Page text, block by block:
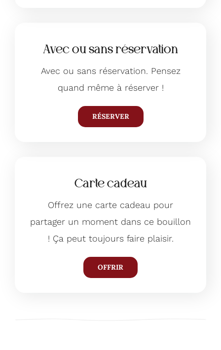
Avec ou sans réservation
Avec ou sans réservation. Pensez
quand même à réserver !
RÉSERVER
Carte cadeau
Offrez une carte cadeau pour
partager un moment dans ce bouillon
! Ça peut toujours faire plaisir.
OFFRIR